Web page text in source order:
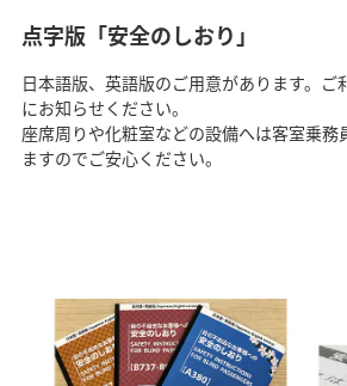
点字版「安全のしおり」
日本語版、英語版のご用意があります。ご
にお知らせください。
座席周りや化粧室などの設備へは客室乗務
ますのでご安心ください。